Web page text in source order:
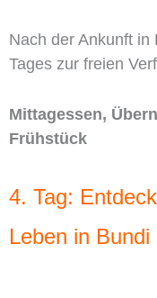
Nach der Ankunft
Tages zur freien
Mittagessen,
Frühstück
4. Tag:
Leben in Bundi